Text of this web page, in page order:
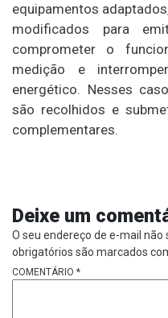
equipamentos
modificados para
comprometer o
medição e
energético. Nesses
são recolhidos e
complementares.
Deixe um
O seu endereço de e-mail não
obrigatórios são marcados
COMENTÁRIO *